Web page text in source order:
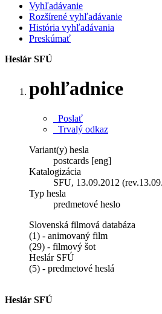
Vyhľadávanie
Rozšírené vyhľadávanie
História vyhľadávania
Preskúmať
Heslár SFÚ
pohľadnice
Poslať
Trvalý odkaz
Variant(y) hesla
postcards [eng]
Katalogizácia
SFU, 13.09.2012
Typ hesla
predmetové heslo
Slovenská filmová databáza
(1) - animovaný film
(29) - filmový šot
Heslár SFÚ
(5) - predmetové heslá
Heslár SFÚ